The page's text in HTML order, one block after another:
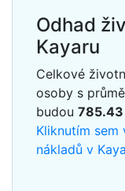
Odhad
Kayaru
Celkové
osoby s
budou 785.43
Kliknutím
nákladů v